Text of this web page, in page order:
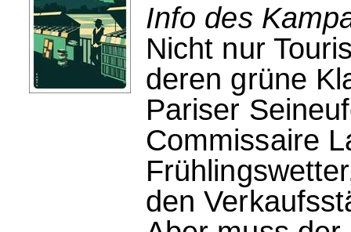
Info des
Nicht nur
deren grüne
Pariser
Commissaire
den